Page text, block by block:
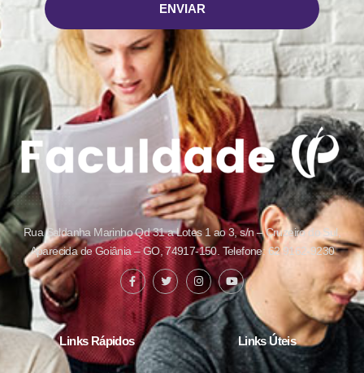
ENVIAR
Rua Saldanha Marinho Qd 31 a Lotes 1 ao 3, s/n – Cruzeiro do Sul,
Aparecida de Goiânia – GO, 74917-150. Telefone: 62 9162-9230
Links Rápidos Links Úteis